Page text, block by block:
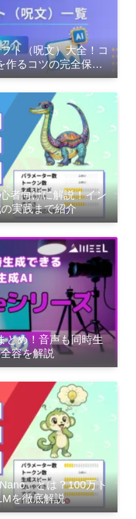
ト（呪文）大全！コ
作るコツの完全保存
者向けに解説！イン
実践まで紹介
とめ！音声も同時生
容を解説
」とは？100万ト
を徹底解説